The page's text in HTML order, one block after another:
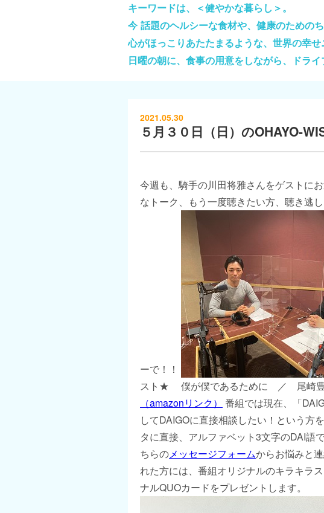
キーワードは、＜健やかな暮らし＞。
今 話題のヘルシーな食材や、健康のための
心がほっこりあたたまるような、世界の幸せ
日曜の朝に、食事の用意をしながら、ドラ
2021.05.30
５月３０日（日）のOHAYO-
今週も、騎手の川田将雅さんをゲストに
なトーク、もう一度聴きたい方、聴き逃
ーで！！
スト★ 僕が僕であるために ／ 尾崎豊
（amazonリンク）
番組では現在、「
してDAIGOに直接相談したい！という方
タに直接、アルファベット3文字のDAI語
ちらのメッセージフォームからお悩みと
れた方には、番組オリジナルのキラキラ
ナルQUOカードをプレゼントします。